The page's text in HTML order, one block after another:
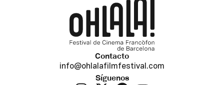
Contacto
info@ohlalafilmfestival.com
Síguenos